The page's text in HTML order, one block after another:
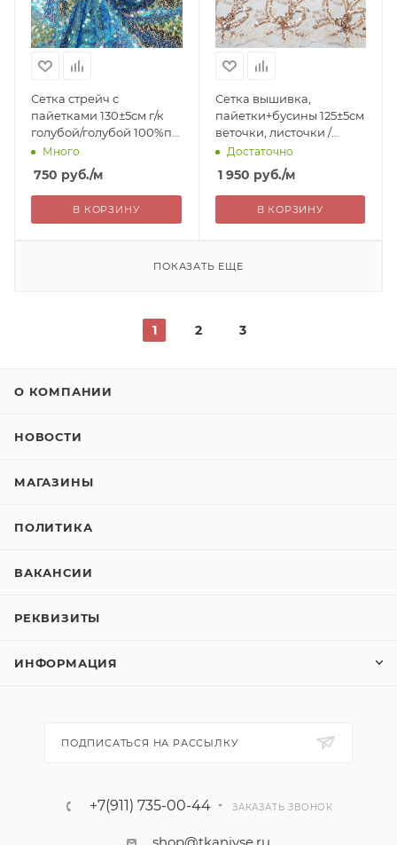
Сетка стрейч с
пайетками 130±5см г/к
голубой/голубой 100%пэ
Китай 750= уценка
Много
750 руб./м
В КОРЗИНУ
Сетка вышивка,
пайетки+бусины 125±5см
веточки, листочки /
бежевый 100%пэ Китай
Достаточно
1 950 руб./м
В КОРЗИНУ
ПОКАЗАТЬ ЕЩЕ
1 2 3
О КОМПАНИИ
НОВОСТИ
МАГАЗИНЫ
ПОЛИТИКА
ВАКАНСИИ
РЕКВИЗИТЫ
ИНФОРМАЦИЯ
ПОДПИСАТЬСЯ НА РАССЫЛКУ
+7(911) 735-00-44 ЗАКАЗАТЬ ЗВОНОК